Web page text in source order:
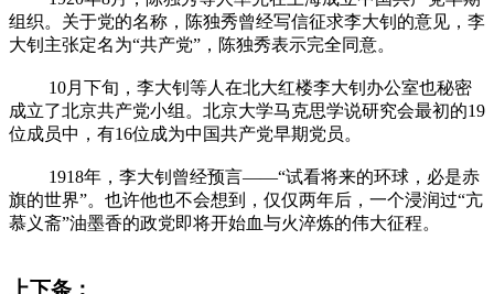
组织。关于党的名称，陈独秀曾经写信征求李大钊的意见，李
大钊主张定名为“共产党”，陈独秀表示完全同意。
10月下旬，李大钊等人在北大红楼李大钊办公室也秘密
成立了北京共产党小组。北京大学马克思学说研究会最初的19
位成员中，有16位成为中国共产党早期党员。
1918年，李大钊曾经预言——“试看将来的环球，必是赤
旗的世界”。也许他也不会想到，仅仅两年后，一个浸润过“亢
慕义斋”油墨香的政党即将开始血与火淬炼的伟大征程。